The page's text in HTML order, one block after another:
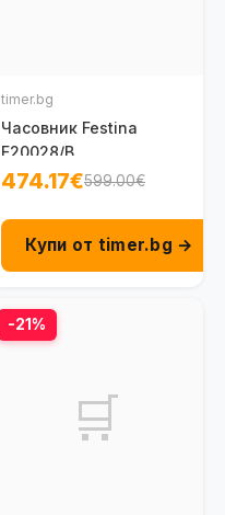
timer.bg
Часовник Festina
F20028/B
474.17€599.00€
Купи от timer.bg →
-21%
🛒